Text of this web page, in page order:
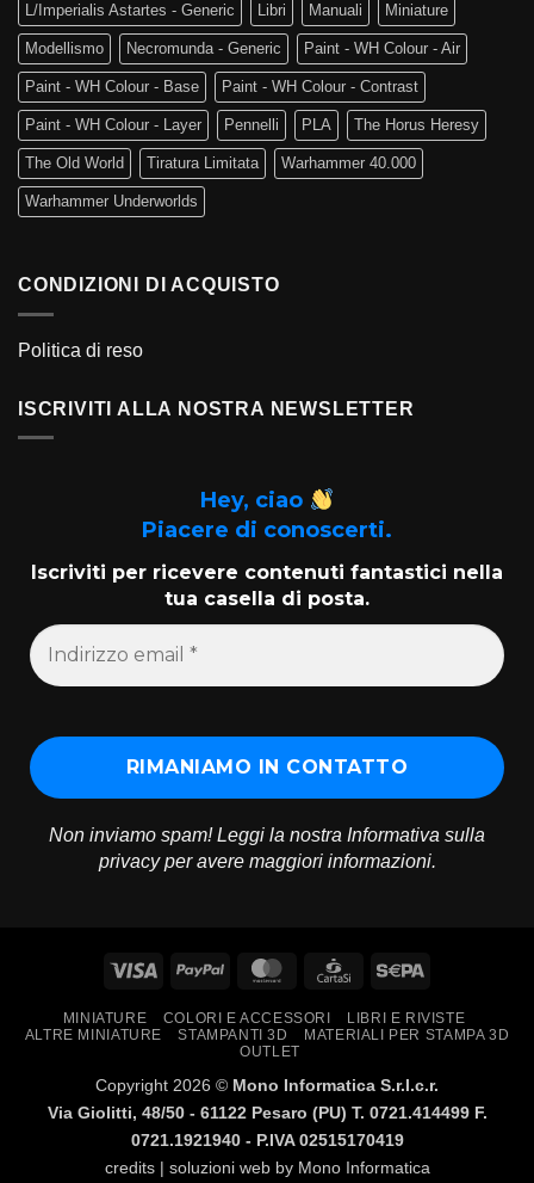
L/Imperialis Astartes - Generic Libri Manuali Miniature
Modellismo Necromunda - Generic Paint - WH Colour - Air
Paint - WH Colour - Base Paint - WH Colour - Contrast
Paint - WH Colour - Layer Pennelli PLA The Horus Heresy
The Old World Tiratura Limitata Warhammer 40.000
Warhammer Underworlds
CONDIZIONI DI ACQUISTO
Politica di reso
ISCRIVITI ALLA NOSTRA NEWSLETTER
Hey, ciao
Piacere di conoscerti.
Iscriviti per ricevere contenuti fantastici nella
tua casella di posta.
Non inviamo spam! Leggi la nostra Informativa sulla
privacyper avere maggiori informazioni.
Visa PayPal MasterCardCartaSi
MINIATURE COLORI E ACCESSORI
LIBRI E RIVISTE
ALTRE MINIATURE
STAMPANTI 3D
MATERIALI PER STAMPA 3D
OUTLET
Copyright 2026 © Mono Informatica S.r.l.c.r.
Via Giolitti, 48/50 - 61122 Pesaro (PU) T. 0721.414499 F.
0721.1921940 - P.IVA 02515170419
credits | soluzioni web by Mono Informatica